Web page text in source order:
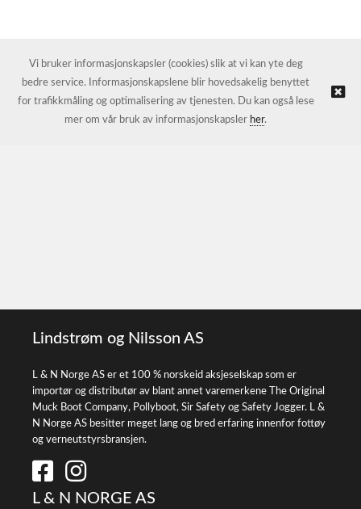
Lindstrøm og Nilsson AS
L & N Norge AS er et 100 % norskeid aksjeselskap som er
importør og distributør av blant annet varemerkene The Original
Muck Boot Company, Pollyboot, Sir Safety og Safety Jogger. L &
N Norge AS besitter meget lang og bred erfaring innenfor fottøy
og verneutstyrsbransjen.
L & N NORGE AS
Vi bruker informasjonskapsler (cookies) slik at vi kan yte deg
bedre service. Informasjonskapslene blir hovedsakelig benyttet
for trafikkmåling og optimalisering av tjenesten. Du kan også lese
mer om vår bruk av informasjonskapsler her.